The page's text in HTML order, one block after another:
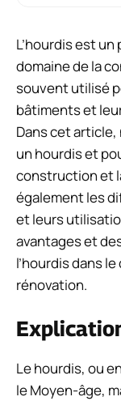
L’hourdis est
domaine de la
souvent utilisé
bâtiments et
Dans cet article,
un hourdis et
construction et
également les
et leurs
avantages et
l’hourdis dans
rénovation.
Le hourdis, ou
le Moyen-âge,